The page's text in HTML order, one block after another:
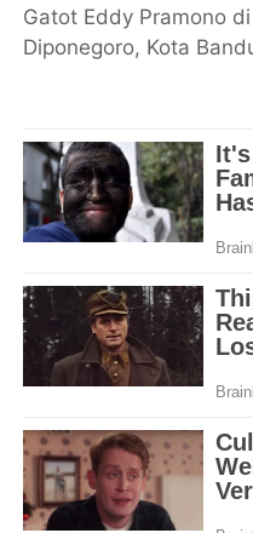
Gatot Eddy Pramono
Diponegoro, Kota